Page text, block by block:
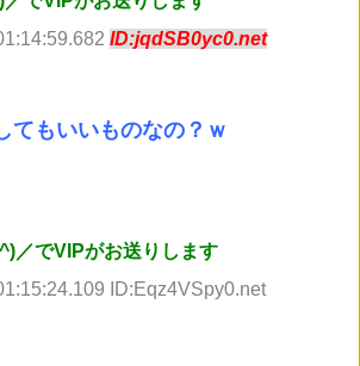
ID:jqdSB0yc0.net
てもいいものなの？ｗ
／でVIPがお送りします
ID:Eqz4VSpy0.net